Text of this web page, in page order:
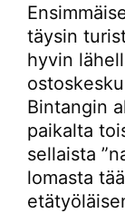
täysin
hyvin
Bintangin
paikalta
sellaista
lomasta